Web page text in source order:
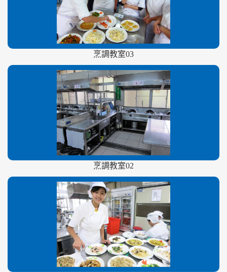
烹調教室03
烹調教室02